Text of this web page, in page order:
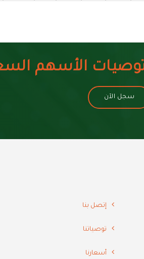
الأسهم
سجل الآن
إتصل بنا
توصياتنا
أسعارنا